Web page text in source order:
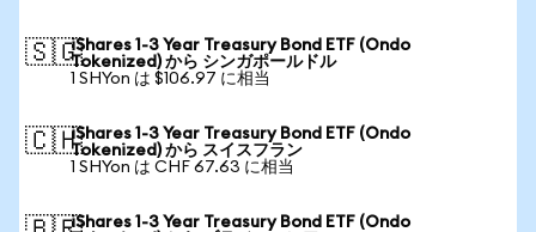
🇸🇬iShares 1-3 Year Treasury Bond ETF (Ondo
Tokenized) から シンガポールドル
1 SHYon は $106.97 に相当
🇨🇭iShares 1-3 Year Treasury Bond ETF (Ondo
Tokenized) から スイスフラン
1 SHYon は CHF 67.63 に相当
iShares 1-3 Year Treasury Bond ETF (Ondo